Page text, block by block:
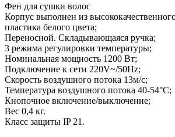
Фен для сушки волос
Корпус выполнен из
пластика белого цвета;
Переносной. Складывающаяся ручка;
3 режима регулировки температуры;
Номинальная мощность 1200 Вт;
Подключение к сети 220V~/50Hz;
Скорость воздушного потока 13м/с;
Температура воздушного потока 40-54°С;
Кнопочное включение/выключение;
Вес 0,4 кг.
Класс защиты IP 21.